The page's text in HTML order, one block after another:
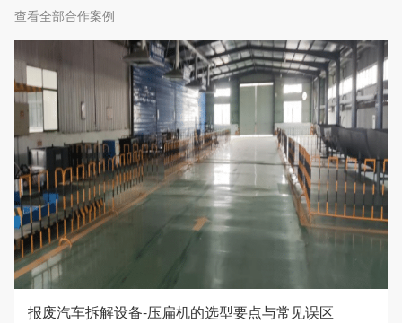
查看全部合作案例
报废汽车拆解设备-压扁机的选型要点与常见误区